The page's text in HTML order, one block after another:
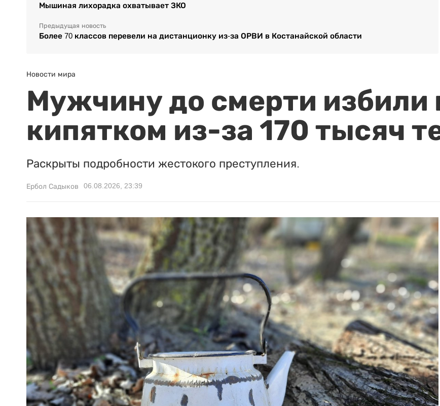
Мышиная лихорадка охватывает ЗКО
Предыдущая новость
Более 70 классов перевели на дистанционку из-за ОРВИ в Костанайской области
Новости мира
Мужчину до смерти избили
кипятком из-за 170 тысяч
Раскрыты подробности жестокого преступления.
Ербол Садыков 06.08.2026, 23:39